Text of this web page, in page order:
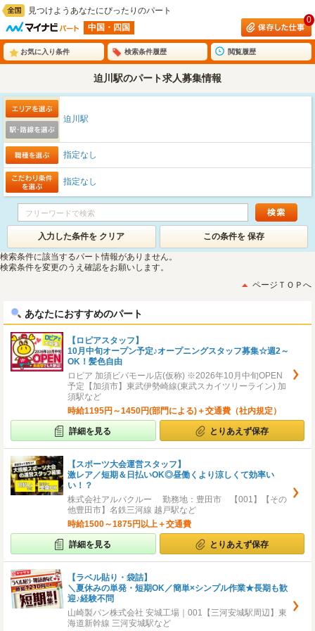
見つけようあなたにぴったりのパート
中国・四国
0
お気に入り条件 検索条件履歴 閲覧履歴
迫川駅のパート求人募集情報
迫川駅
指定なし
指定なし
入力した条件を クリア この条件を 保存
検索条件に該当するパート情報がありません。
検索条件を変更のうえ確認をお願いします。
ページＴＯＰへ
あなたにおすすめのパート
【ロピアスタッフ】
10月中旬オープン予定♪オープニングスタッフ募集☆週2～
OK！髪色自由
ロピア 加須ビバモール店(仮称) ※2026年10月中旬OPEN
予定【加須市】東武伊勢崎線(東武スカイツリーライン) 加
須駅など
時給1195円～1450円(部門による)＋交通費（社内規定）
詳細を見る とりあえず保存
【スポーツ大会運営スタッフ】
激レア／短期＆日払いOK◎昼働くより涼しくて効率い
い！？
株式会社アルバクルー 勤務地：豊田市 【001】【その
他豊田市】名鉄三河線 越戸駅など
時給1500～1875円以上＋交通費
詳細を見る とりあえず保存
【ラベル貼り・袋詰】
＼夏休みの単発・短期OK／簡単×シンプル作業★長期も歓
迎♪経験不問
山崎製パン株式会社 安城工場｜001【三河安城駅周辺】東
海道新幹線 三河安城駅など